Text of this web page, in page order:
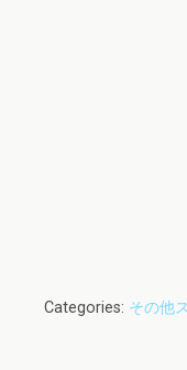
Categories: その他